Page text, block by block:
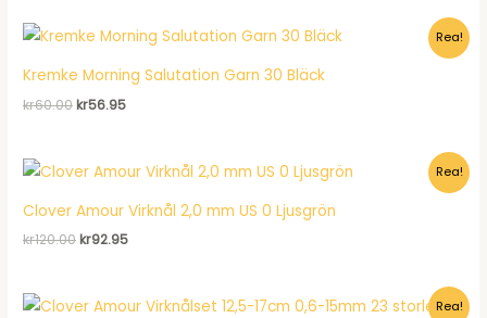
kr146.00.kr115.95.
Rea!
Kremke Morning Salutation Garn 30 Bläck
kr60.00Det
kr60.00.
kr56.95Det
kr56.95.
Rea!
Clover Amour Virknål 2,0 mm US 0 Ljusgrön
kr120.00Det
kr120.00.
kr92.95Det
kr92.95.
Rea!